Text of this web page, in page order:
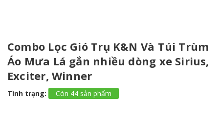
Combo Lọc Gió Trụ K&N Và Túi Trùm
Áo Mưa Lá gắn nhiều dòng xe Sirius,
Exciter, Winner
Tình trạng: Còn 44 sản phẩm